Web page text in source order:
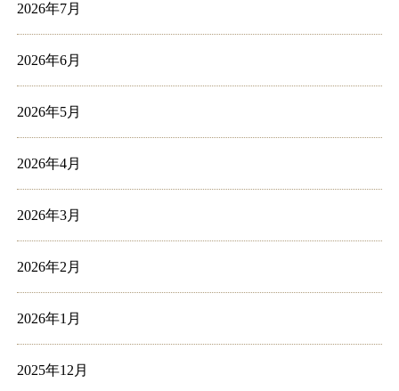
2026年7月
2026年6月
2026年5月
2026年4月
2026年3月
2026年2月
2026年1月
2025年12月